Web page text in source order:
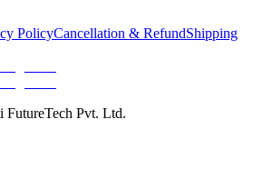
PolicyCancellation & RefundShipping
FutureTech Pvt. Ltd.